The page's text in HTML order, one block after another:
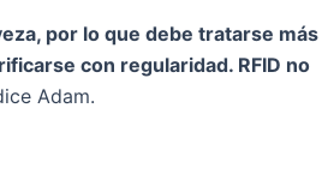
por lo que debe tratarse más
con regularidad. RFID no
Adam.